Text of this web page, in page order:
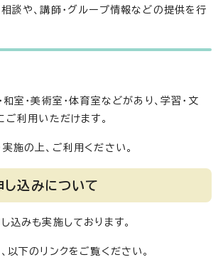
談や、講師・グループ情報などの提供を行
和室・美術室・体育室などがあり、学習・文
ご利用いただけます。
施の上、ご利用ください。
込みについて
込みも実施しております。
以下のリンクをご覧ください。